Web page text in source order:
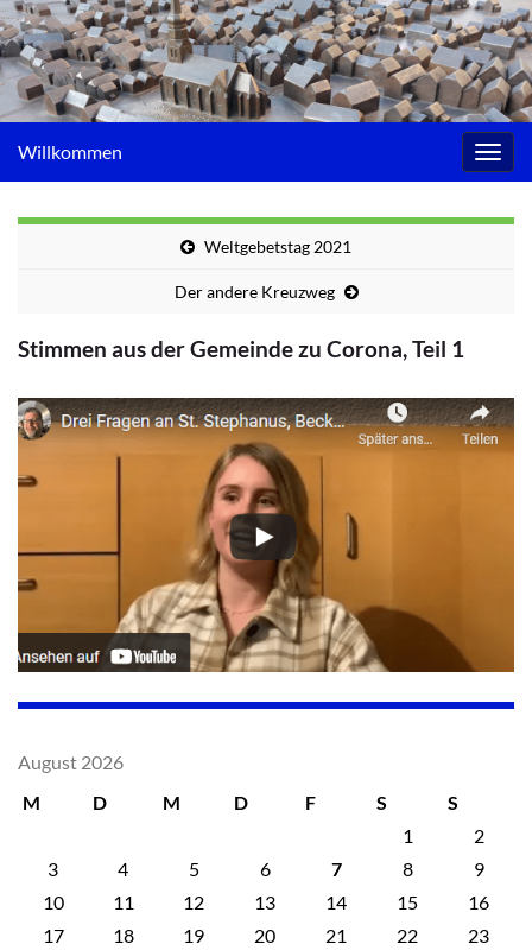
Willkommen
Weltgebetstag 2021
Der andere Kreuzweg
Stimmen aus der Gemeinde zu Corona, Teil 1
August 2026
M
D M D F S
S
1
2
3
4 5 6 7 8
9
10
11 12 13 14 15
16
17
18 19 20 21 22
23